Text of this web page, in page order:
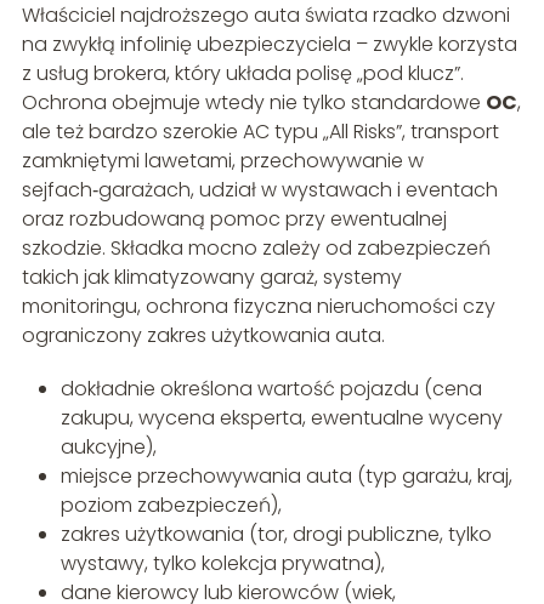
Właściciel najdroższego auta świata rzadko dzwoni
na zwykłą infolinię ubezpieczyciela – zwykle korzysta
z usług brokera, który układa polisę „pod klucz”.
Ochrona obejmuje wtedy nie tylko standardowe OC,
ale też bardzo szerokie AC typu „All Risks”, transport
zamkniętymi lawetami, przechowywanie w
sejfach‑garażach, udział w wystawach i eventach
oraz rozbudowaną pomoc przy ewentualnej
szkodzie. Składka mocno zależy od zabezpieczeń
takich jak klimatyzowany garaż, systemy
monitoringu, ochrona fizyczna nieruchomości czy
ograniczony zakres użytkowania auta.
dokładnie określona wartość pojazdu (cena
zakupu, wycena eksperta, ewentualne wyceny
aukcyjne),
miejsce przechowywania auta (typ garażu, kraj,
poziom zabezpieczeń),
zakres użytkowania (tor, drogi publiczne, tylko
wystawy, tylko kolekcja prywatna),
dane kierowcy lub kierowców (wiek,